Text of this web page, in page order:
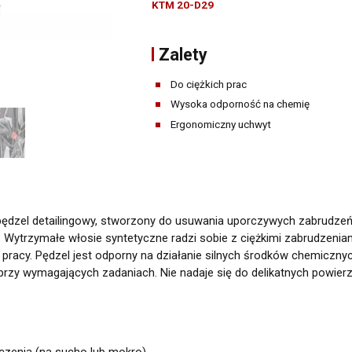
KTM 20-D29
Zalety
Do ciężkich prac
Wysoka odporność na chemię
Ergonomiczny uchwyt
detailingowy, stworzony do usuwania uporczywych
włosie syntetyczne radzi sobie z ciężkimi
Pędzel jest odporny na działanie silnych środków
wymagających zadaniach. Nie nadaje się do delikatnych